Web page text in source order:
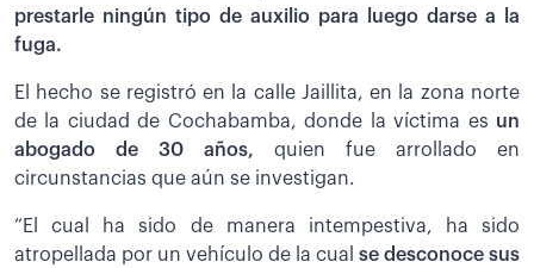
prestarle ningún tipo de auxilio para luego darse a la
fuga.
El hecho se registró en la calle Jaillita, en la zona norte
de la ciudad de Cochabamba, donde la víctima es un
abogado de 30 años, quien fue arrollado en
circunstancias que aún se investigan.
“El cual ha sido de manera intempestiva, ha sido
atropellada por un vehículo de la cual se desconoce sus